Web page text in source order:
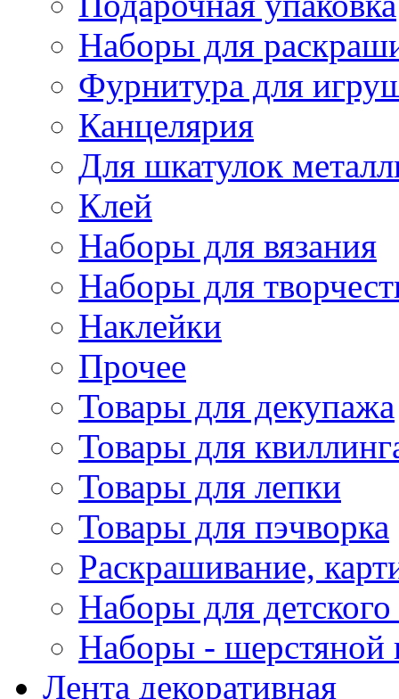
Наборы для
Фурнитура для
Канцелярия
Для шкатулок
Клей
Наборы для вязания
Наборы для
Наклейки
Прочее
Товары для декупажа
Товары для
Товары для лепки
Товары для пэчворка
Раскрашивание,
Наборы для
Наборы - шерстяной
Лента декоративная